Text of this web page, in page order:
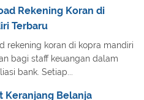
Rekening Koran di
Terbaru
rekening koran di kopra mandiri
bagi staff keuangan dalam
bank. Setiap...
Keranjang Belanja